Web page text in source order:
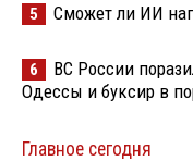
5 Сможет ли ИИ
6
ВС России
Одессы и буксир в
Главное сегодня